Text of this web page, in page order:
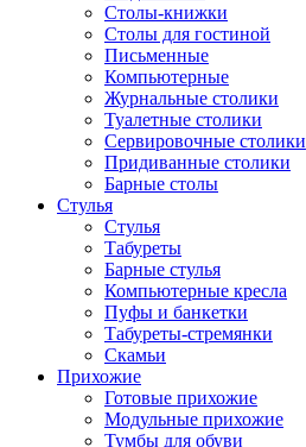
Столы-книжки
Столы для гостиной
Письменные
Компьютерные
Журнальные столики
Туалетные столики
Сервировочные столики
Придиванные столики
Барные столы
Стулья
Стулья
Табуреты
Барные стулья
Компьютерные кресла
Пуфы и банкетки
Табуреты-стремянки
Скамьи
Прихожие
Готовые прихожие
Модульные прихожие
Тумбы для обуви